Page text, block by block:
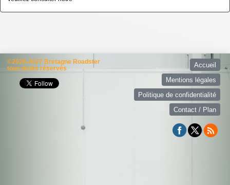
©2026-2027 Bretagne Roadster
tous droits réservés
Accueil
Mentions légales
Politique de confidentialité
Contact / Plan